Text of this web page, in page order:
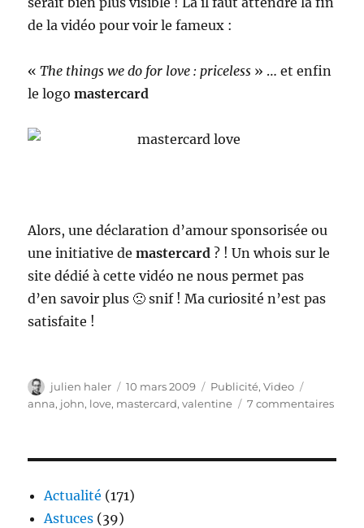
de la vidéo pour voir le fameux :
«The things we do for love : priceless » … et enfin
le logomastercard
Alors, une déclaration d’amour sponsorisée ou
une initiative demastercard ? ! Un whois sur le
site dédié à cette vidéo ne nous permet pas
d’en savoir plus 🙁 snif ! Ma curiosité n’est pas
satisfaite !
Auteur
julien haler
Publié
le
10 mars 2009 Catégories
Publicité,Video
anna, john, love, mastercard,valentine 7 commentairessur
Actualité (171)
Astuces (39)